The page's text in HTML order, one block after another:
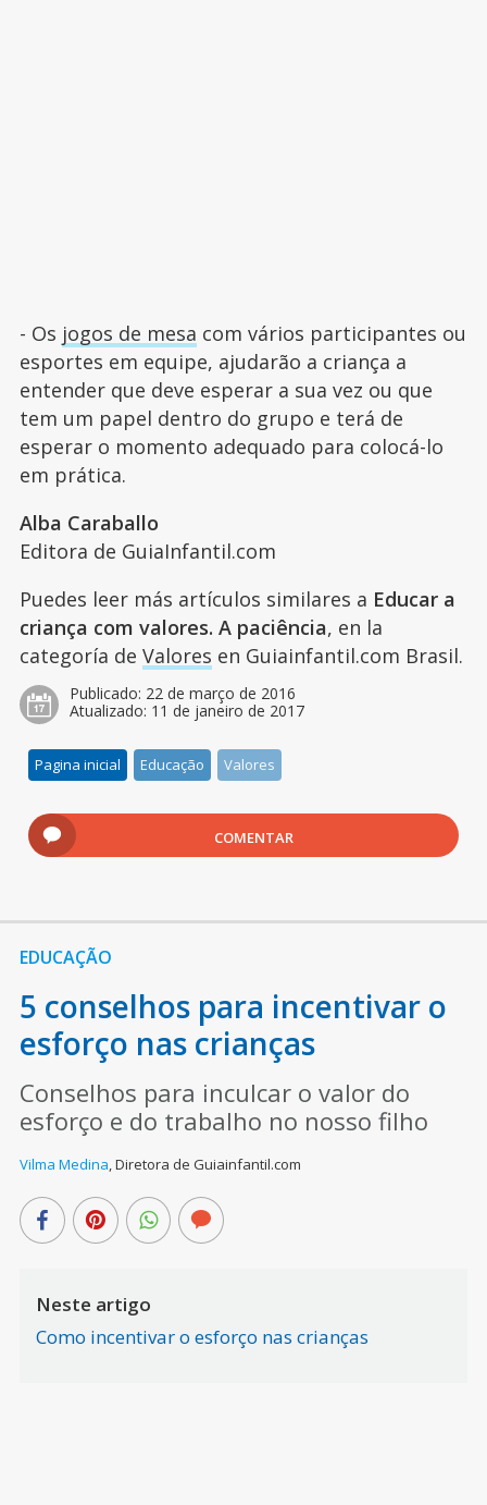
- Os jogos de mesa com vários participantes ou
esportes em equipe, ajudarão a criança a
entender que deve esperar a sua vez ou que
tem um papel dentro do grupo e terá de
esperar o momento adequado para colocá-lo
em prática.
Alba Caraballo
Editora de GuiaInfantil.com
Puedes leer más artículos similares a Educar a
criança com valores. A paciência, en la
categoría de Valores en Guiainfantil.com Brasil.
Publicado: 22 de março de 2016
Atualizado: 11 de janeiro de 2017
Pagina inicial Educação Valores
COMENTAR
EDUCAÇÃO
5 conselhos para incentivar o
esforço nas crianças
Conselhos para inculcar o valor do
esforço e do trabalho no nosso filho
Vilma Medina,Diretora de Guiainfantil.com
Neste artigo
Como incentivar o esforço nas crianças